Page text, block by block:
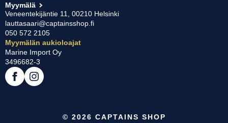
Myymälä
Veneentekijäntie 11, 00210 Helsinki
lauttasaari@captainsshop.fi
050 572 2105
Myymälän aukioloajat
Marine Import Oy
3496682-3
© 2026 CAPTAINS SHOP